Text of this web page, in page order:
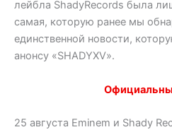
лейбла ShadyRecords была
самая, которую ранее мы
единственной новости,
анонсу «SHADYXV».
25 августа Eminem и Shady